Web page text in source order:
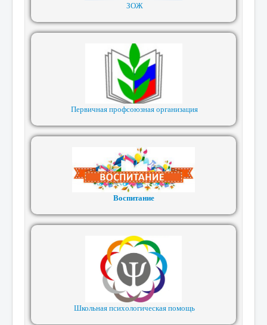
ЗОЖ
Первичная профсоюзная организация
Воспитание
Школьная психологическая помощь